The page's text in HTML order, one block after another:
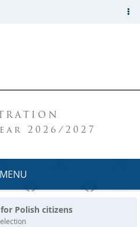
2026/2027
Polish citizens